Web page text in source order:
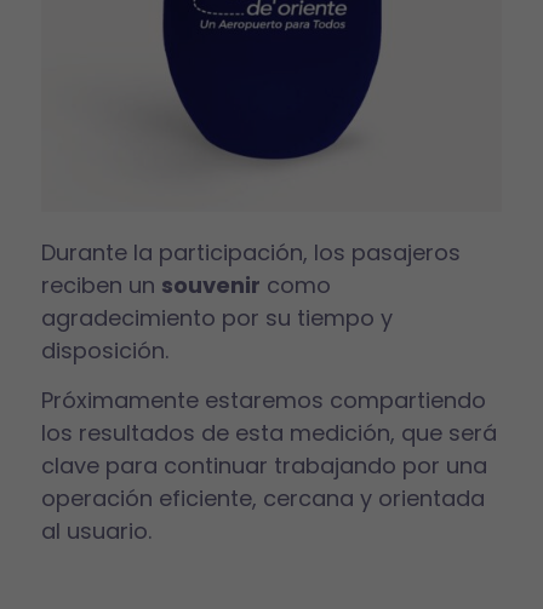
Durante la participación, los pasajeros
reciben un souvenir como
agradecimiento por su tiempo y
disposición.
Próximamente estaremos compartiendo
los resultados de esta medición, que será
clave para continuar trabajando por una
operación eficiente, cercana y orientada
al usuario.